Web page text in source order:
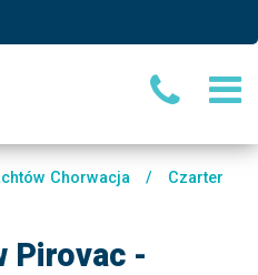
Chorwacja /
Czarter
Pirovac -